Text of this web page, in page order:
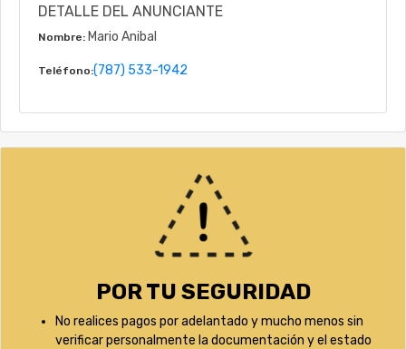
DETALLE DEL ANUNCIANTE
Nombre: Mario Anibal
Teléfono:(787) 533-1942
POR TU SEGURIDAD
No realices pagos por adelantado y mucho menos sin
verificar personalmente la documentación y el estado